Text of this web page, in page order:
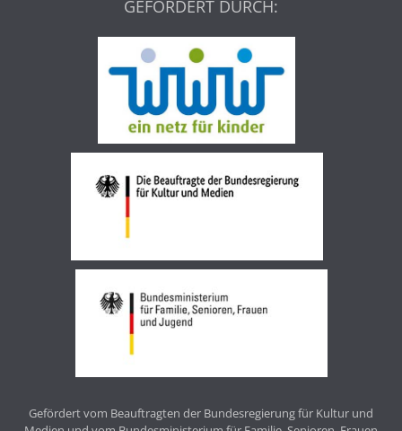
GEFÖRDERT DURCH:
Gefördert vom Beauftragten der Bundesregierung für Kultur und